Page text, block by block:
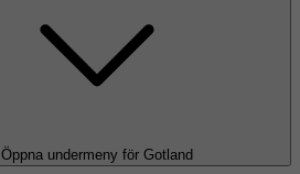
Öppna undermeny för Gotland